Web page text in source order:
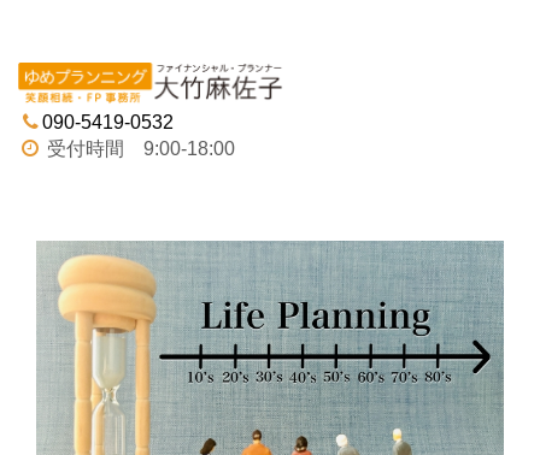
090-5419-0532
受付時間 9:00-18:00